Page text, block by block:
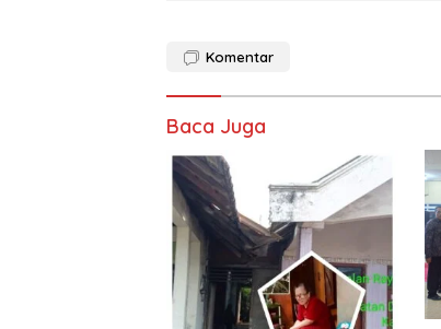
Komentar
Baca Juga